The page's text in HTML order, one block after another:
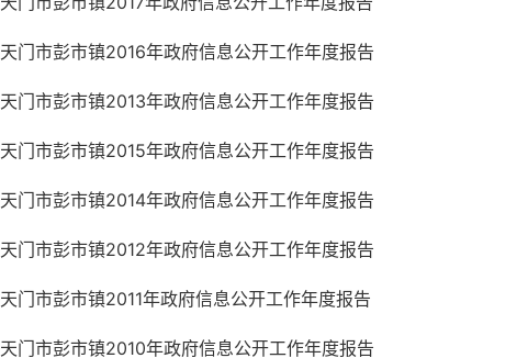
天门市彭市镇2016年政府信息公开工作年度报告
天门市彭市镇2013年政府信息公开工作年度报告
天门市彭市镇2015年政府信息公开工作年度报告
天门市彭市镇2014年政府信息公开工作年度报告
天门市彭市镇2012年政府信息公开工作年度报告
天门市彭市镇2011年政府信息公开工作年度报告
天门市彭市镇2010年政府信息公开工作年度报告